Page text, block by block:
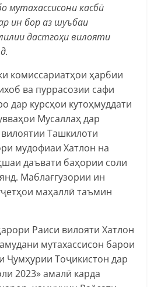
мутахассисони касбӣ
ин бор аз шуъбаи
дастгоҳи вилояти
комиссариатҳои ҳарбии
ва пуррасозии сафи
дар курсҳои кутоҳмуддати
Мусаллаҳ дар
Ташкилоти
мудофиаи Хатлон на
даъвати баҳории соли
Маблағгузории ин
маҳаллӣ таъмин
Раиси вилояти Хатлон
мутахассисон барои
Ҷумҳурии Тоҷикистон дар
2023» амалӣ карда